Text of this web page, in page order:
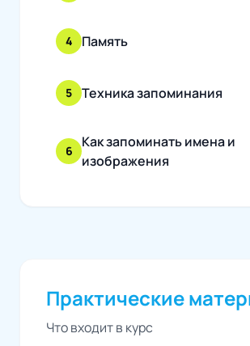
4 Память
5 Техника запоминания
6
Как запоминать имена и
изображения
Практические
Что входит в курс